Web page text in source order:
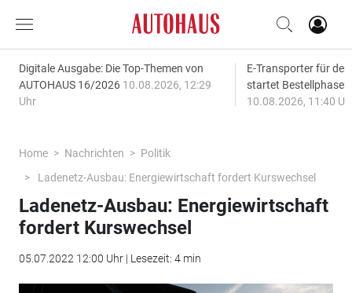
Digitale Ausgabe: Die Top-Themen von
AUTOHAUS 16/2026 10.08.2026, 12:29
Uhr
E-Transporter für
startet Bestellphase
10.08.2026, 11:40
Home Nachrichten
Politik
Ladenetz-Ausbau: Energiewirtschaft fordert Kurswechsel
Ladenetz-Ausbau: Energiewirtschaft
fordert Kurswechsel
05.07.2022 12:00 Uhr | Lesezeit: 4 min